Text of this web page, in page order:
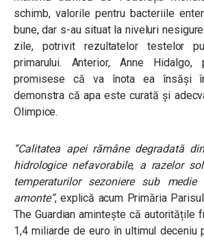
schimb, valorile pentru bacteriile
bune, dar s-au situat la niveluri
zile, potrivit rezultatelor testelor
primarului. Anterior, Anne Hidalgo,
promisese că va înota ea însăși
demonstra că apa este curată și
Olimpice.
“Calitatea apei rămâne degradată
hidrologice nefavorabile, a razelor
temperaturilor sezoniere sub
amonte”, explică acum Primăria
The Guardian amintește că autoritățile
1,4 miliarde de euro în ultimul deceniu